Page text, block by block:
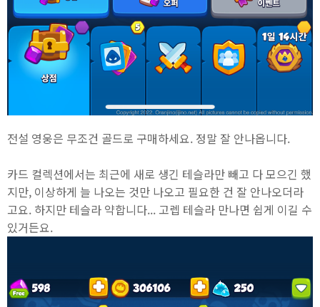
전설 영웅은 무조건 골드로 구매하세요. 정말 잘 안나옵니다.
카드 컬렉션에서는 최근에 새로 생긴 테슬라만 빼고 다 모으긴 했
지만, 이상하게 늘 나오는 것만 나오고 필요한 건 잘 안나오더라
고요. 하지만 테슬라 약합니다... 고렙 테슬라 만나면 쉽게 이길 수
있거든요.